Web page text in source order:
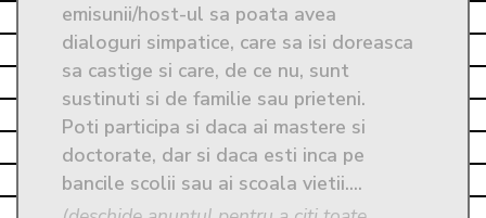
emisunii/host-ul sa poata avea
dialoguri simpatice, care sa isi doreasca
sa castige si care, de ce nu, sunt
sustinuti si de familie sau prieteni.
Poti participa si daca ai mastere si
doctorate, dar si daca esti inca pe
bancile scolii sau ai scoala vietii....